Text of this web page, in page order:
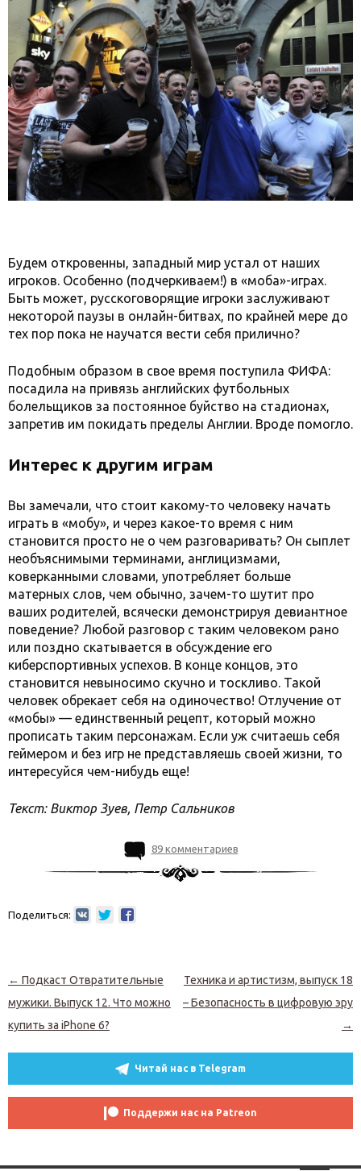
Будем откровенны, западный мир устал от наших
игроков. Особенно (подчеркиваем!) в «моба»-играх.
Быть может, русскоговорящие игроки заслуживают
некоторой паузы в онлайн-битвах, по крайней мере до
тех пор пока не научатся вести себя прилично?
Подобным образом в свое время поступила ФИФА:
посадила на привязь английских футбольных
болельщиков за постоянное буйство на стадионах,
запретив им покидать пределы Англии. Вроде помогло.
Интерес к другим играм
Вы замечали, что стоит какому-то человеку начать
играть в «мобу», и через какое-то время с ним
становится просто не о чем разговаривать? Он сыплет
необъяснимыми терминами, англицизмами,
коверканными словами, употребляет больше
матерных слов, чем обычно, зачем-то шутит про
ваших родителей, всячески демонстрируя девиантное
поведение? Любой разговор с таким человеком рано
или поздно скатывается в обсуждение его
киберспортивных успехов. В конце концов, это
становится невыносимо скучно и тоскливо. Такой
человек обрекает себя на одиночество! Отлучение от
«мобы» — единственный рецепт, который можно
прописать таким персонажам. Если уж считаешь себя
геймером и без игр не представляешь своей жизни, то
интересуйся чем-нибудь еще!
Текст: Виктор Зуев, Петр Сальников
89 комментариев
Поделиться:
Навигация по записям
← Подкаст Отвратительные
мужики. Выпуск 12. Что можно
купить за iPhone 6?
Техника и артистизм, выпуск 18
– Безопасность в цифровую эру
→
Читай нас в Telegram
Поддержи нас на Patreon